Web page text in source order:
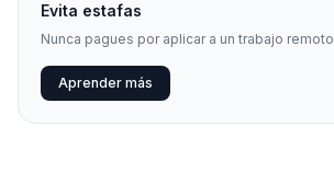
Evita estafas
Nunca pagues por aplicar a un trabajo remoto
Aprender más